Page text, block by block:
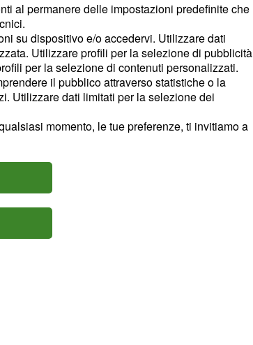
al permanere delle impostazioni predefinite che
su dispositivo e/o accedervi. Utilizzare dati
Utilizzare profili per la selezione di pubblicità
per la selezione di contenuti personalizzati.
il pubblico attraverso statistiche o la
Utilizzare dati limitati per la selezione dei
momento, le tue preferenze, ti invitiamo a